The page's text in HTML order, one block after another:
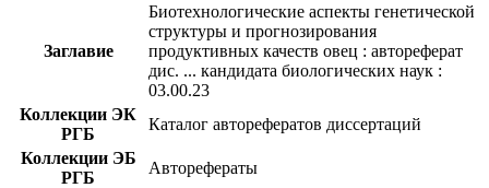
Заглавие
Биотехнологические аспекты генетической
структуры и прогнозирования
продуктивных качеств овец : автореферат
дис. ... кандидата биологических наук :
03.00.23
Коллекции ЭК
РГБ
Каталог авторефератов диссертаций
Коллекции ЭБ
РГБ
Авторефераты